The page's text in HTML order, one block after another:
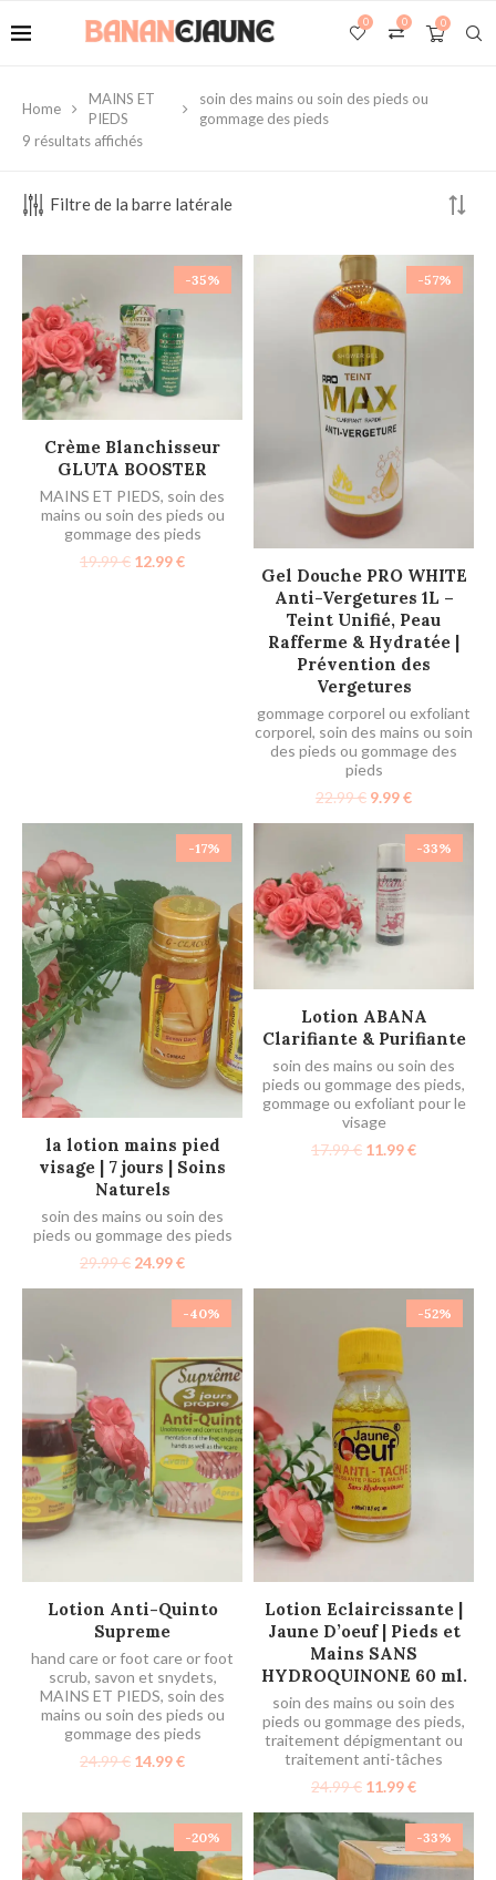
0
0
0
Home
MAINS ET
PIEDS
soin des mains ou soin des pieds ou
gommage des pieds
9 résultats affichés
Filtre de la barre latérale
-35%
AJOUTER AU PANIER
Crème Blanchisseur
GLUTA BOOSTER
MAINS ET PIEDS, soin des
mains ou soin des pieds ou
gommage des pieds
19.99€ 12.99€
-57%
AJOUTER AU PANIER
Gel Douche PRO WHITE
Anti-Vergetures 1L –
Teint Unifié, Peau
Rafferme & Hydratée |
Prévention des
Vergetures
gommage corporel ou exfoliant
corporel, soin des mains ou soin
des pieds ou gommage des
pieds
22.99€ 9.99€
-17%
AJOUTER AU PANIER
la lotion mains pied
visage | 7 jours | Soins
Naturels
soin des mains ou soin des
pieds ou gommage des pieds
29.99€ 24.99€
-33%
AJOUTER AU PANIER
Lotion ABANA
Clarifiante & Purifiante
soin des mains ou soin des
pieds ou gommage des pieds,
gommage ou exfoliant pour le
visage
17.99€ 11.99€
-40%
AJOUTER AU PANIER
Lotion Anti-Quinto
Supreme
hand care or foot care or foot
scrub, savon et snydets,
MAINS ET PIEDS, soin des
mains ou soin des pieds ou
gommage des pieds
24.99€ 14.99€
-52%
AJOUTER AU PANIER
Lotion Eclaircissante |
Jaune D’oeuf | Pieds et
Mains SANS
HYDROQUINONE 60 ml.
soin des mains ou soin des
pieds ou gommage des pieds,
traitement dépigmentant ou
traitement anti-tâches
24.99€ 11.99€
-20% -33%